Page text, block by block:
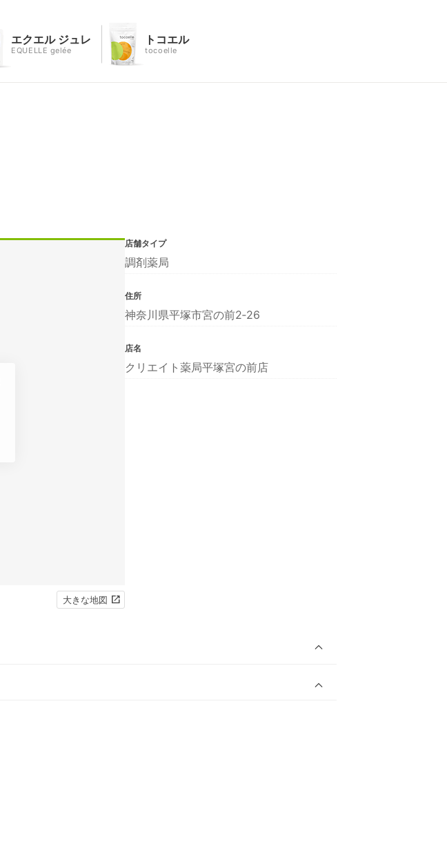
エクエル ジュレ
EQUELLE gelée
トコエル
tocoelle
大きな地図
店舗タイプ
調剤薬局
住所
神奈川県平塚市宮の前2‐26
店名
クリエイト薬局平塚宮の前店